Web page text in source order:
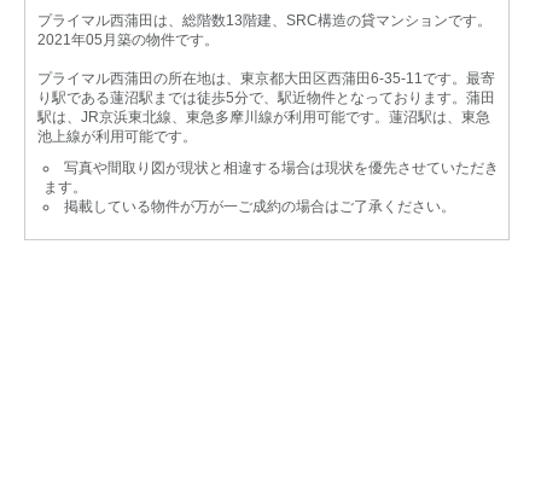
プライマル西蒲田は、総階数13階建、SRC構造の貸マンションです。
2021年05月築の物件です。
プライマル西蒲田の所在地は、東京都大田区西蒲田6-35-11です。最寄
り駅である蓮沼駅までは徒歩5分で、駅近物件となっております。蒲田
駅は、JR京浜東北線、東急多摩川線が利用可能です。蓮沼駅は、東急
池上線が利用可能です。
写真や間取り図が現状と相違する場合は現状を優先させていただき
ます。
掲載している物件が万が一ご成約の場合はご了承ください。